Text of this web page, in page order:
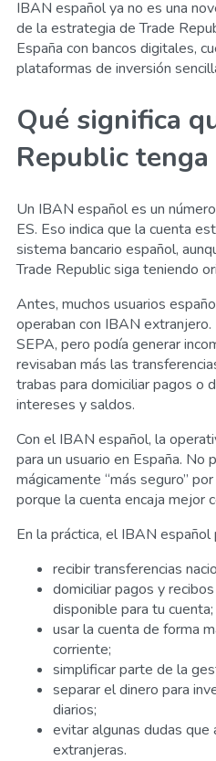
IBAN español ya no es una
de la estrategia de Trade
España con bancos digitales,
plataformas de inversión
Qué significa
Republic
Un IBAN español es un
ES. Eso indica que la cuenta
sistema bancario español,
Trade Republic siga teniendo
Antes, muchos usuarios
operaban con IBAN
SEPA, pero podía generar
revisaban más las
trabas para domiciliar pagos o
intereses y saldos.
Con el IBAN español, la
para un usuario en España. No
mágicamente “más seguro”
porque la cuenta encaja mejor
En la práctica, el IBAN español
recibir transferencias
domiciliar pagos y
disponible para tu cuenta;
usar la cuenta de forma
corriente;
simplificar parte de la
separar el dinero para
diarios;
evitar algunas dudas que
extranjeras.